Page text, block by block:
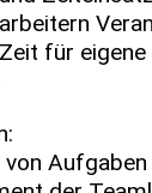
für
von Aufgaben